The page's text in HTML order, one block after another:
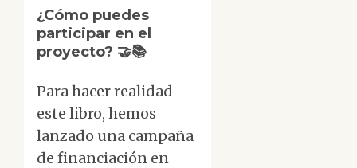
¿Cómo puedes
participar en el
proyecto? 🤝📚
Para hacer realidad
este libro, hemos
lanzado una campaña
de financiación en